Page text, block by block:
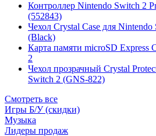
Контроллер Nintendo Switch 2
(552843)
Чехол Сrystal Сase для
(Black)
Карта памяти microSD Express
2
Чехол прозрачный Crystal
Switch 2 (GNS-822)
Смотреть все
Игры Б/У (скидки)
Музыка
Лидеры продаж